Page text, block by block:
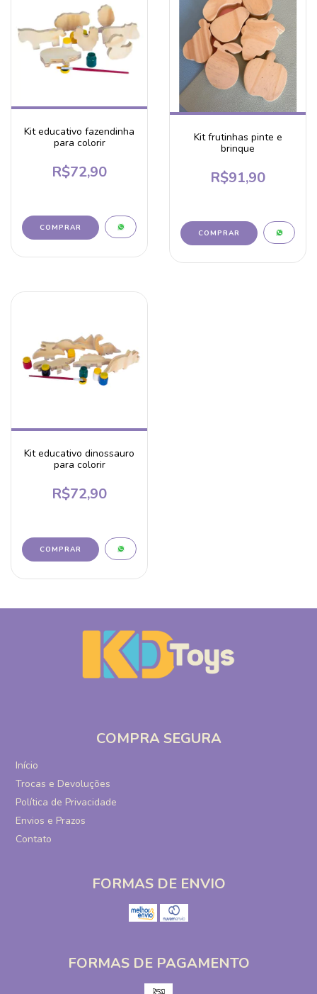
Kit educativo fazendinha
para colorir
R$72,90
Kit frutinhas pinte e
brinque
R$91,90
Kit educativo dinossauro
para colorir
R$72,90
COMPRA SEGURA
Início
Trocas e Devoluções
Política de Privacidade
Envios e Prazos
Contato
FORMAS DE ENVIO
FORMAS DE PAGAMENTO